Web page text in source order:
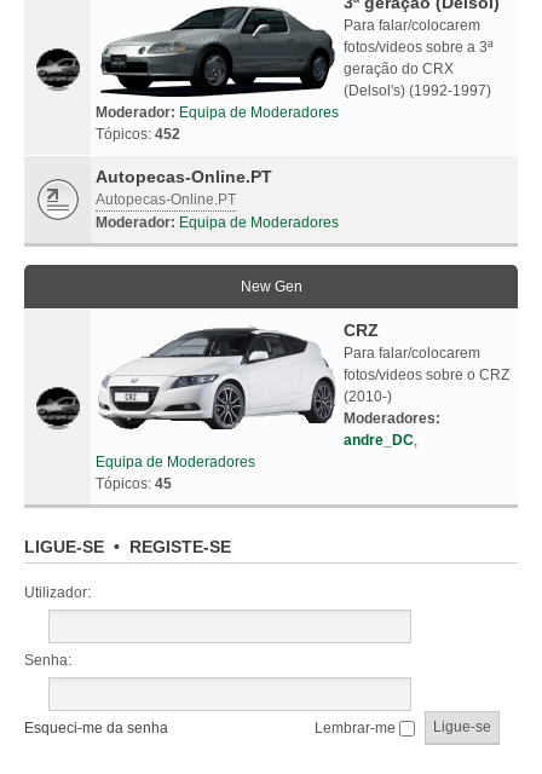
Para falar/colocarem
fotos/videos sobre a 3ª
geração do CRX
(Delsol's) (1992-1997)
Moderador: Equipa de Moderadores
Tópicos: 452
Autopecas-Online.PT
Autopecas-Online.PT
Moderador: Equipa de Moderadores
New Gen
CRZ
Para falar/colocarem
fotos/videos sobre o CRZ
(2010-)
Moderadores:
andre_DC,
Equipa de Moderadores
Tópicos: 45
LIGUE-SE • REGISTE-SE
Utilizador:
Senha:
Esqueci-me da senha Lembrar-me